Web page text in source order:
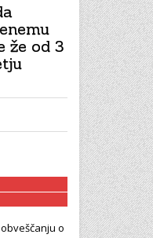
že od 3
o